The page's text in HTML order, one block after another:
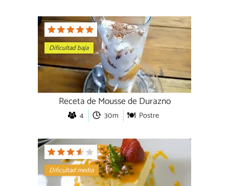
Dificultad baja
Receta de Mousse de Durazno
4 30m Postre
Dificultad media